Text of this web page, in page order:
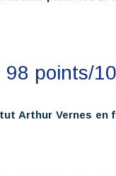
points/
Arthur Vernes